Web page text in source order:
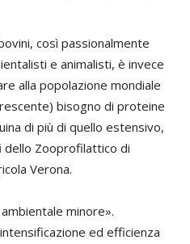
così passionalmente
e animalisti, è invece
alla popolazione mondiale
bisogno di proteine
di più di quello estensivo,
dello Zooprofilattico di
Verona.
minore».
ed efficienza